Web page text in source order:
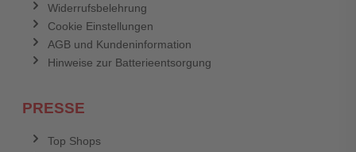
Widerrufsbelehrung
Cookie Einstellungen
AGB und Kundeninformation
Hinweise zur Batterieentsorgung
PRESSE
Top Shops